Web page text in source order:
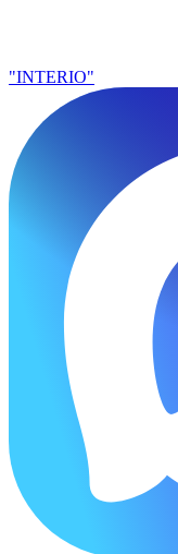
"INTERIO"